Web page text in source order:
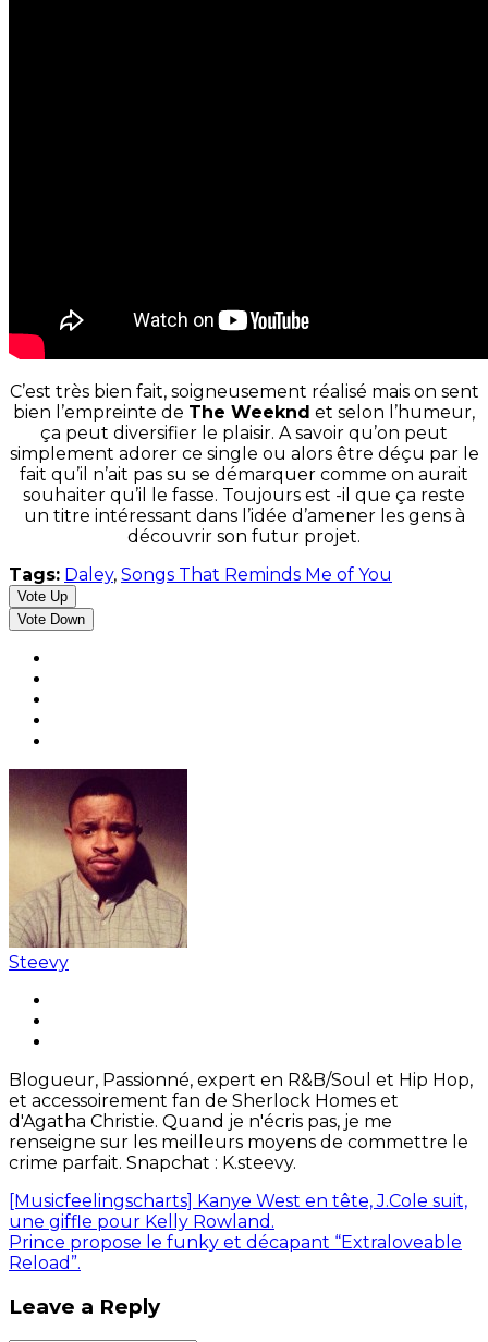
C’est très bien fait, soigneusement réalisé mais on sent
bien l’empreinte de The Weeknd et selon l’humeur,
ça peut diversifier le plaisir. A savoir qu’on peut
simplement adorer ce single ou alors être déçu par le
fait qu’il n’ait pas su se démarquer comme on aurait
souhaiter qu’il le fasse. Toujours est -il que ça reste
un titre intéressant dans l’idée d’amener les gens à
découvrir son futur projet.
Tags: Daley, Songs That Reminds Me of You
Vote Up
Vote Down
Steevy
Blogueur, Passionné, expert en R&B/Soul et Hip Hop,
et accessoirement fan de Sherlock Homes et
d'Agatha Christie. Quand je n'écris pas, je me
renseigne sur les meilleurs moyens de commettre le
crime parfait. Snapchat : K.steevy.
[Musicfeelingscharts] Kanye West en tête, J.Cole suit,
une giffle pour Kelly Rowland.
Prince propose le funky et décapant “Extraloveable
Reload”.
Leave a Reply